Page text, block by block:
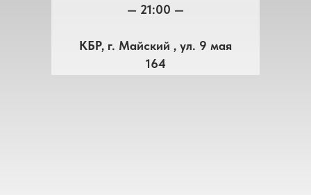
— 21:00 —
КБР, г. Майский , ул. 9 мая
164